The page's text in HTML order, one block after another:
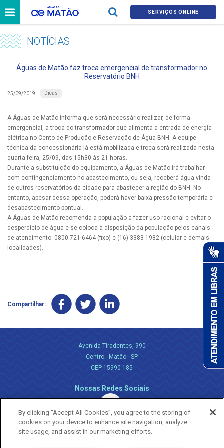
SERVIÇOS ONLINE
NOTÍCIAS
Águas de Matão faz troca emergencial de transformador no
Reservatório BNH
25/09/2019 Dicas
A Águas de Matão informa que será necessário realizar, de forma
emergencial, a troca do transformador que alimenta a entrada de energia
elétrica no Cento de Produção e Reservação de Água BNH. A equipe
técnica da concessionária já está mobilizada e troca será realizada nesta
quarta-feira, 25/09, das 15h30 às 21 horas.
Durante a substituição do equipamento, a Águas de Matão irá trabalhar
com contingenciamento no abastecimento, ou seja, receberá água vinda
de outros reservatórios da cidade para abastecer a região do BNH. No
entanto, apesar dessa operação, poderá haver baixa pressão temporária e
desabastecimento pontual.
A Águas de Matão recomenda a população a fazer uso racional e evitar o
desperdício de água e se coloca à disposição da população pelos canais
de atendimento: 0800 721 6464 (fixo) e (16) 3383-1982 (celular e demais
localidades).
Compartilhar:
Avenida Tiradentes, 990
Centro - Matão - SP
CEP 15990-185
Nossas Redes Sociais
By clicking “Accept All Cookies”, you agree to the storing of
cookies on your device to enhance site navigation, analyze
site usage, and assist in our marketing efforts.